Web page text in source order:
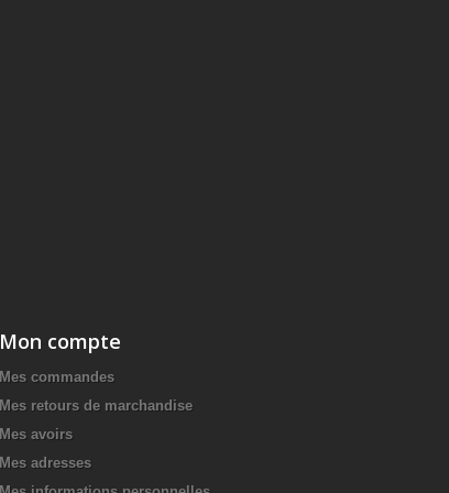
Mon compte
Mes commandes
Mes retours de marchandise
Mes avoirs
Mes adresses